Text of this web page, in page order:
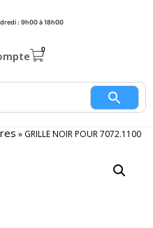
: 9h00 à 18h00
» GRILLE NOIR POUR 7072.1100